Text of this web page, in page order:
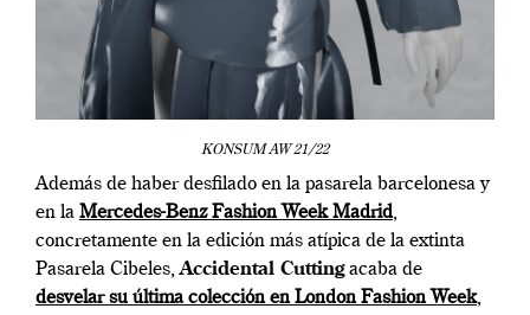
KONSUM AW 21/22
Además de haber desfilado en la pasarela barcelonesa y
en la Mercedes-Benz Fashion Week Madrid,
concretamente en la edición más atípica de la extinta
Pasarela Cibeles,Accidental Cuttingacaba de
desvelar su última colección en London Fashion Week,